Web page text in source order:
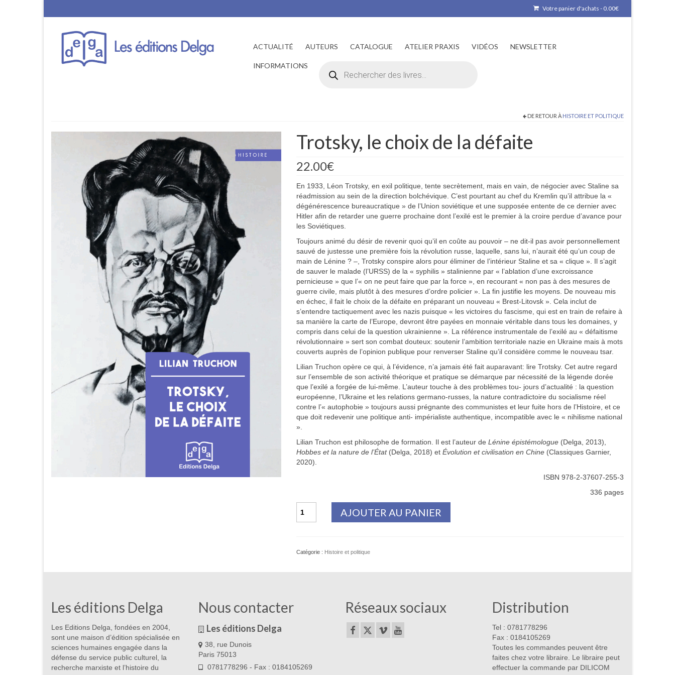
Votre panier d'achats - 0.00€
ACTUALITÉ AUTEURS CATALOGUE ATELIER PRAXIS VIDÉOS NEWSLETTER
INFORMATIONS
produits
DE RETOUR À HISTOIRE ET POLITIQUE
Trotsky, le choix de la défaite
22.00€
En 1933, Léon Trotsky, en exil politique, tente secrètement, mais en vain, de négocier avec Staline sa
réadmission au sein de la direction bolchévique. C’est pourtant au chef du Kremlin qu’il attribue la «
dégénérescence bureaucratique » de l’Union soviétique et une supposée entente de ce dernier avec
Hitler afin de retarder une guerre prochaine dont l’exilé est le premier à la croire perdue d’avance pour
les Soviétiques.
Toujours animé du désir de revenir quoi qu’il en coûte au pouvoir – ne dit-il pas avoir personnellement
sauvé de justesse une première fois la révolution russe, laquelle, sans lui, n’aurait été qu’un coup de
main de Lénine ? –, Trotsky conspire alors pour éliminer de l’intérieur Staline et sa « clique ». Il s’agit
de sauver le malade (l’URSS) de la « syphilis » stalinienne par « l’ablation d’une excroissance
pernicieuse » que l’« on ne peut faire que par la force », en recourant « non pas à des mesures de
guerre civile, mais plutôt à des mesures d’ordre policier ». La fin justifie les moyens. De nouveau mis
en échec, il fait le choix de la défaite en préparant un nouveau « Brest-Litovsk ». Cela inclut de
s’entendre tactiquement avec les nazis puisque « les victoires du fascisme, qui est en train de refaire à
sa manière la carte de l’Europe, devront être payées en monnaie véritable dans tous les domaines, y
compris dans celui de la question ukrainienne ». La référence instrumentale de l’exilé au « défaitisme
révolutionnaire » sert son combat douteux: soutenir l’ambition territoriale nazie en Ukraine mais à mots
couverts auprès de l’opinion publique pour renverser Staline qu’il considère comme le nouveau tsar.
Lilian Truchon opère ce qui, à l’évidence, n’a jamais été fait auparavant: lire Trotsky. Cet autre regard
sur l’ensemble de son activité théorique et pratique se démarque par nécessité de la légende dorée
que l’exilé a forgée de lui-même. L’auteur touche à des problèmes tou- jours d’actualité : la question
européenne, l’Ukraine et les relations germano-russes, la nature contradictoire du socialisme réel
contre l’« autophobie » toujours aussi prégnante des communistes et leur fuite hors de l’Histoire, et ce
que doit redevenir une politique anti- impérialiste authentique, incompatible avec le « nihilisme national
».
Lilian Truchon est philosophe de formation. Il est l’auteur de Lénine épistémologue(Delga, 2013),
Hobbes et la nature de l’État(Delga, 2018) et Évolution et civilisation en Chine(Classiques Garnier,
2020).
ISBN 978-2-37607-255-3
336 pages
de
AJOUTER AU PANIER
Catégorie : Histoire et politique
Les éditions Delga
Les Editions Delga, fondées en 2004,
sont une maison d’édition spécialisée en
sciences humaines engagée dans la
défense du service public culturel, la
recherche marxiste et l’histoire du
Nous contacter
Les éditions Delga
38, rue Dunois
Paris 75013
0781778296 - Fax : 0184105269
Réseaux sociaux Distribution
Tel : 0781778296
Fax : 0184105269
Toutes les commandes peuvent être
faites chez votre libraire. Le libraire peut
effectuer la commande par DILICOM